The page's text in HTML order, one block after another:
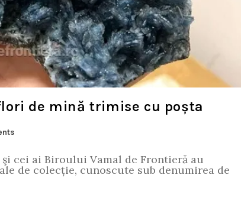
de mină trimise cu poșta
cei ai Biroului Vamal de Frontieră au
de colecție, cunoscute sub denumirea de